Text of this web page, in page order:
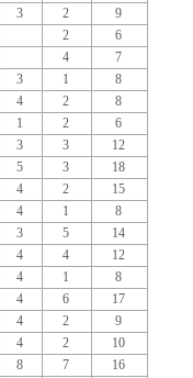
3 2
9
2
6
4
7
3 1
8
4 2
8
1 2
6
3 3
12
5 3
18
4 2
15
4 1
8
3 5
14
4 4
12
4 1
8
4 6
17
4 2
9
4 2
10
8 7
16